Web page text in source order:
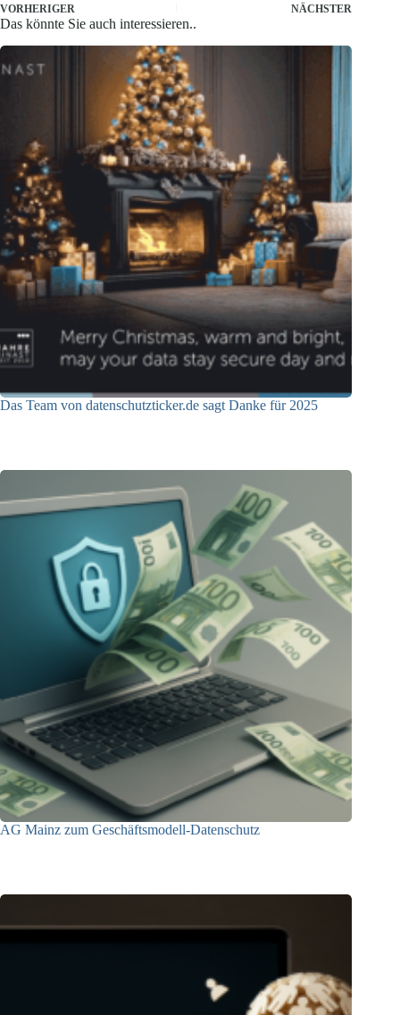
VORHERIGER NÄCHSTER
Das könnte Sie auch interessieren..
Das Team von datenschutzticker.de sagt Danke für 2025
AG Mainz zum Geschäftsmodell-Datenschutz